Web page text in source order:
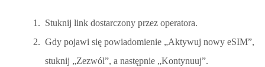
Stuknij link dostarczony przez operatora.
Gdy pojawi się powiadomienie „Aktywuj nowy eSIM”,
stuknij „Zezwól”, a następnie „Kontynuuj”.